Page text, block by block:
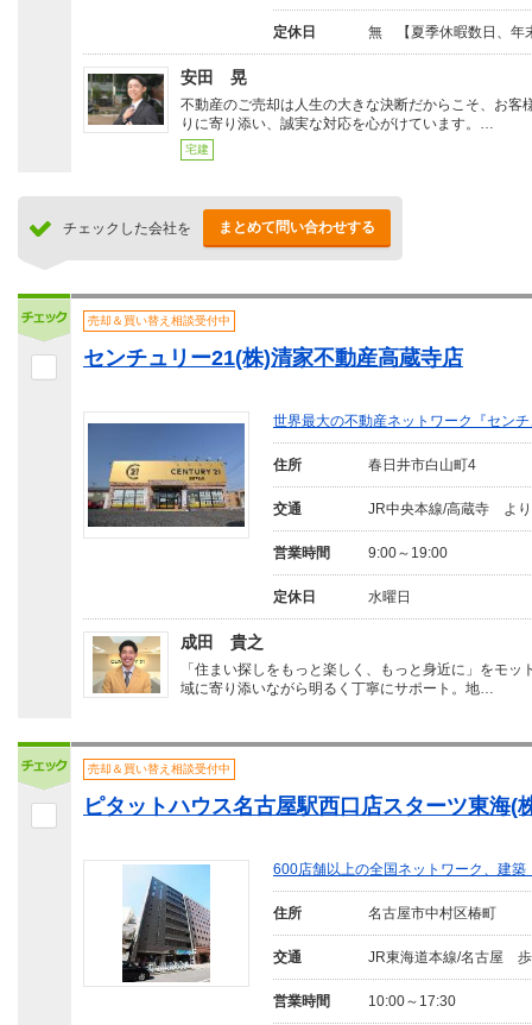
定休日 無 【夏季休暇数日、年
安田 晃
不動産のご売却は人生の大きな決断だからこそ、お客
りに寄り添い、誠実な対応を心がけています。…
宅建
チェックした会社を まとめて問い合わせする
売却＆買い替え相談受付中
センチュリー21(株)清家不動産高蔵寺店
世界最大の不動産ネットワーク『セン
住所 春日井市白山町4
交通 JR中央本線/高蔵寺 よ
営業時間 9:00～19:00
定休日 水曜日
成田 貴之
「住まい探しをもっと楽しく、もっと身近に」をモッ
域に寄り添いながら明るく丁寧にサポート。地…
売却＆買い替え相談受付中
ピタットハウス名古屋駅西口店スターツ東海(
600店舗以上の全国ネットワーク、建
住所 名古屋市中村区椿町
交通 JR東海道本線/名古屋
営業時間 10:00～17:30